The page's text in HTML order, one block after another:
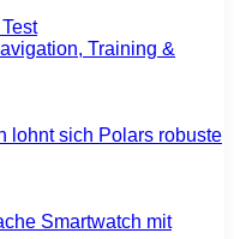
Training &
lohnt sich Polars robuste
Smartwatch mit